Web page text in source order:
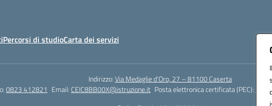
Percorsi di studioCarta dei servizi
Indirizzo:Via Medaglie d'Oro, 27 – 81100 Caserta
0823 412821 Email: CEIC8BB00X@istruzione.it Posta elettronica certificata (PEC):